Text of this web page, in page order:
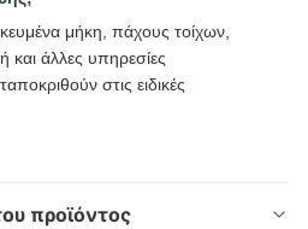
μήκη, πάχους τοίχων,
άλλες υπηρεσίες
στις ειδικές
προϊόντος